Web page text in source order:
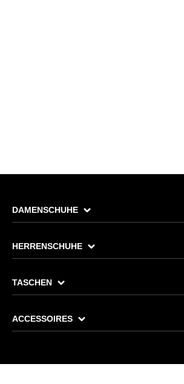
DAMENSCHUHE
HERRENSCHUHE
TASCHEN
ACCESSOIRES